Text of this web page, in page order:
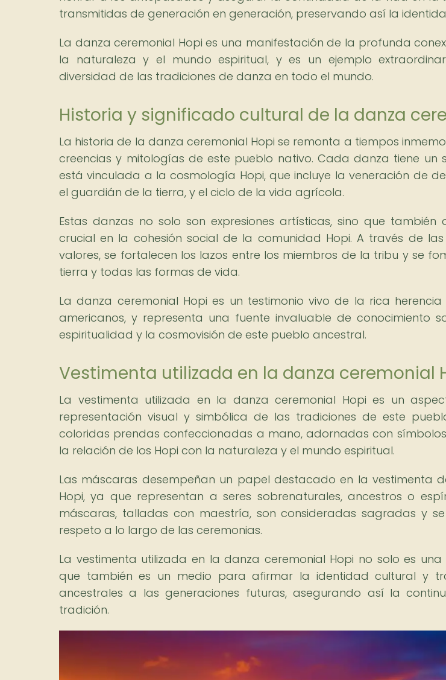
transmitidas de generación en generación, preservando así la
La danza ceremonial Hopi es una manifestación de la profunda
la naturaleza y el mundo espiritual, y es un ejemplo
diversidad de las tradiciones de danza en todo el mundo.
Historia y significado cultural de la danza
La historia de la danza ceremonial Hopi se remonta a tiempos
creencias y mitologías de este pueblo nativo. Cada danza tiene un
está vinculada a la cosmología Hopi, que incluye la veneración de
el guardián de la tierra, y el ciclo de la vida agrícola.
Estas danzas no solo son expresiones artísticas, sino que también
crucial en la cohesión social de la comunidad Hopi. A través de
valores, se fortalecen los lazos entre los miembros de la tribu y se
tierra y todas las formas de vida.
La danza ceremonial Hopi es un testimonio vivo de la rica
americanos, y representa una fuente invaluable de conocimiento
espiritualidad y la cosmovisión de este pueblo ancestral.
Vestimenta utilizada en la danza ceremonial
La vestimenta utilizada en la danza ceremonial Hopi es un
representación visual y simbólica de las tradiciones de este
coloridas prendas confeccionadas a mano, adornadas con
la relación de los Hopi con la naturaleza y el mundo espiritual.
Las máscaras desempeñan un papel destacado en la vestimenta
Hopi, ya que representan a seres sobrenaturales, ancestros o
máscaras, talladas con maestría, son consideradas sagradas y
respeto a lo largo de las ceremonias.
La vestimenta utilizada en la danza ceremonial Hopi no solo es una
que también es un medio para afirmar la identidad cultural y
ancestrales a las generaciones futuras, asegurando así la
tradición.